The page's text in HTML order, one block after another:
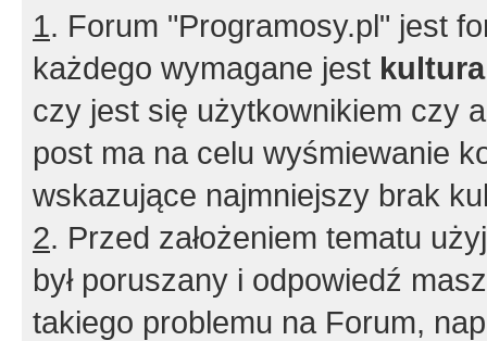
1. Forum "Programosy.pl" jest
każdego wymagane jest
czy jest się użytkownikiem czy
post ma na celu wyśmiewanie
wskazujące najmniejszy brak
2. Przed założeniem tematu
był poruszany i odpowiedź
takiego problemu na Forum,